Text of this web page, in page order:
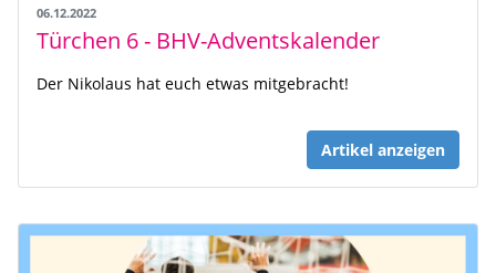
06.12.2022
Türchen 6 - BHV-Adventskalender
Der Nikolaus hat euch etwas mitgebracht!
Artikel anzeigen